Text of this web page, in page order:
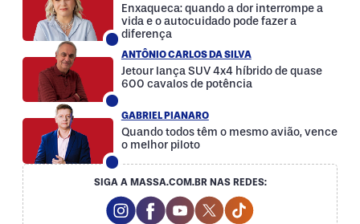
Enxaqueca: quando a dor interrompe a
vida e o autocuidado pode fazer a
diferença
ANTÔNIO CARLOS DA SILVA
Jetour lança SUV 4x4 híbrido de quase
600 cavalos de potência
GABRIEL PIANARO
Quando todos têm o mesmo avião, vence
o melhor piloto
SIGA A MASSA.COM.BR NAS REDES:
Instagram Social Media
Facebook Social Media
Youtube Social Media
Twitter Social Media
Tiktok Social